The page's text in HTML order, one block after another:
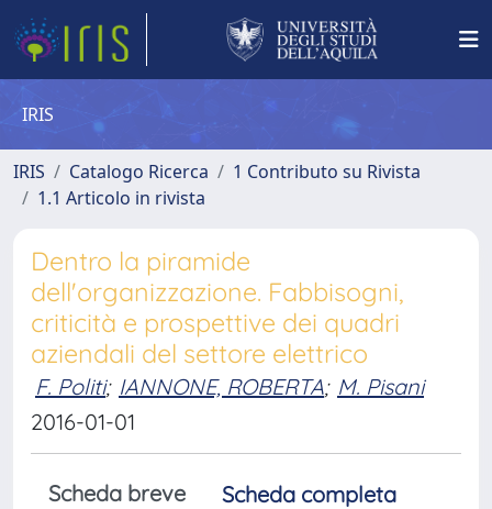
IRIS
IRIS Catalogo Ricerca
1 Contributo su Rivista
1.1 Articolo in rivista
Dentro la piramide
dell'organizzazione. Fabbisogni,
criticità e prospettive dei quadri
aziendali del settore elettrico
F. Politi; IANNONE, ROBERTA; M. Pisani
2016-01-01
Scheda breve
Scheda completa